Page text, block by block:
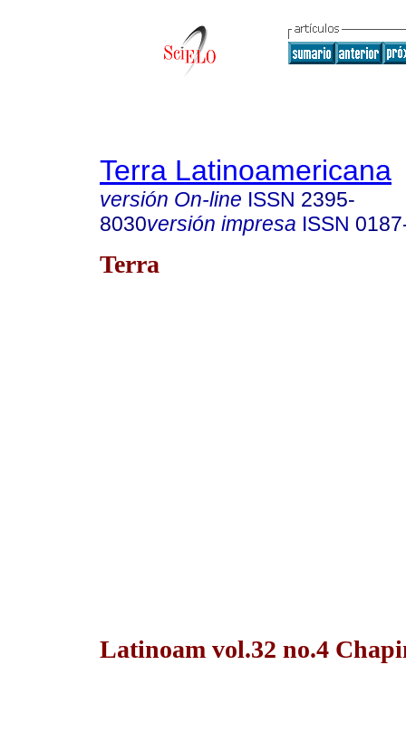
Terra Latinoamericana
versión On-line ISSN 2395-
8030versión impresa ISSN
Terra
Latinoam vol.32 no.4